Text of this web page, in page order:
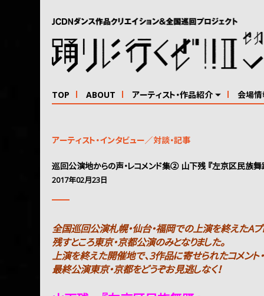
TOP ABOUT アーティスト・作品紹介 会場情
アーティスト・インタビュー／対談・記事
巡回公演地からの声・レコメンド集② 山下残 『左京区民族舞
2017年02月23日
全国巡回公演札幌・仙台・福岡での上演を終えたAプ
残すところ東京・京都公演のみとなりました。
上演を終えた開催地で、3作品に寄せられたコメント
最終公演東京・京都をどうぞお見逃しなく！